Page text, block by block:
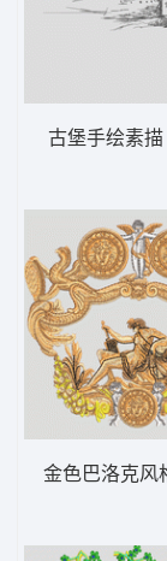
古堡手绘素描
金色巴洛克风